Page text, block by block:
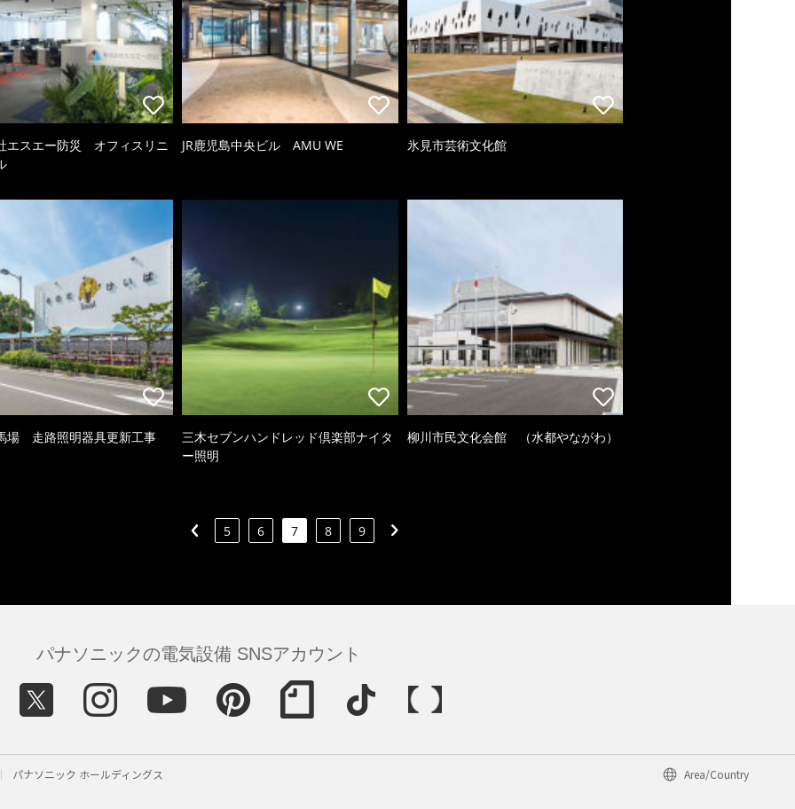
エスエー防災 オフィスリニ
JR鹿児島中央ビル AMU WE 氷見市芸術文化館
場 走路照明器具更新工事
三木セブンハンドレッド倶楽部ナイタ
ー照明
柳川市民文化会館 （水都やながわ）
5 6 7 8 9
パナソニックの電気設備 SNSアカウント
パナソニック ホールディングス Area/Country